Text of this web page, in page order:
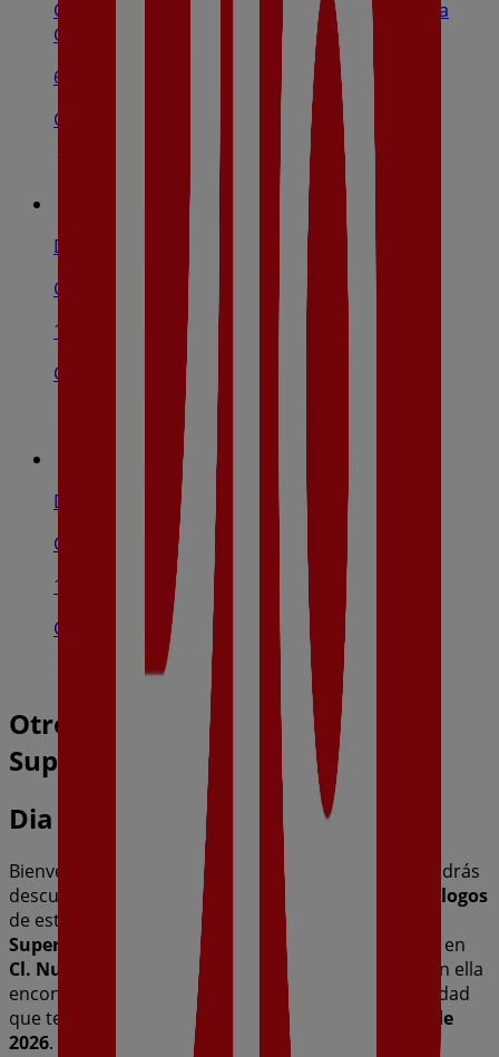
C/ Pascual Márquez, 71,73, Villamanrique De La
Condesa
6.1 km
Cerrado
Dia
Cl. Torriente S/N, Benacazón
10.9 km
Cerrado
Dia
C/Cristóbal Colón, 55, Sanlúcar La Mayor
13.1 km
Cerrado
Otros negocios de Hiper-
Supermercados en Pilas
Dia
Bienvenido a la tienda de
en Tiendeo, donde podrás
descubrir las mejores
ofertas
catálogos
de esta destacada marca del sector de
Supermercados
. Nuestra tienda física está ubicada en
Cl. Nuestra Señora De Fatima Nº 15 - 17
, y en ella
encontrarás una amplia gama de productos de calidad
que te permitirán ahorrar durante todo el
agosto de
2026.